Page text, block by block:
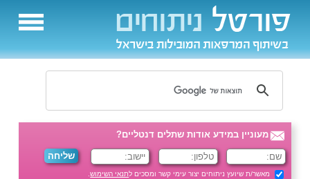
מעוניין במידע אודות שתלים דנטליים?
מאשר/ת שיועץ ניתוחים יצור עימי קשר ומסכים לתנאי השימוש.